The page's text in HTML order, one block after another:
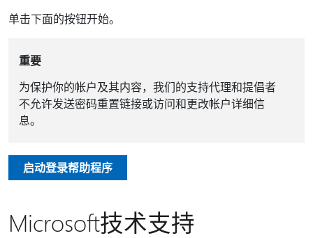
单击下面的按钮开始。
重要
为保护你的帐户及其内容，我们的支持代理和提倡者
不允许发送密码重置链接或访问和更改帐户详细信
息。
启动登录帮助程序
Microsoft技术支持